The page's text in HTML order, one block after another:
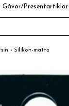
Gåvor/Presentartiklar
› Silikon-matta